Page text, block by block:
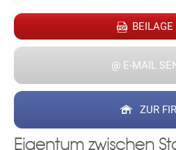
BEILAGE
@ E-MAIL
ZUR
Eigentum zwischen